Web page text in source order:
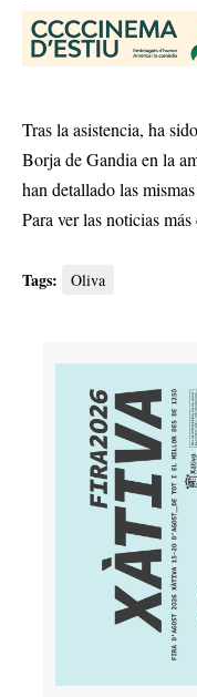
Tras la asistencia, ha
Borja de Gandia en la
han detallado las
Para ver las noticias más
Tags: Oliva